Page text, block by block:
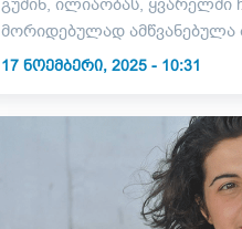
მორიდებულად ამწვანებულა
17 ᲜᲝᲔᲛᲑᲔᲠᲘ, 2025 - 10:31